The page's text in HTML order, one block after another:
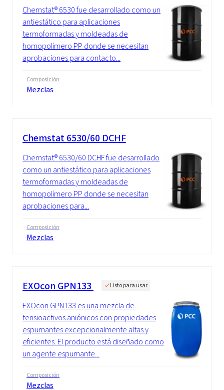
Chemstat® 6530 fue desarrollado como un
antiestático para aplicaciones
termoformadas y moldeadas de
homopolímero PP donde se necesitan
aprobaciones para contacto...
Composición
Mezclas
Chemstat 6530/60 DCHF
Chemstat® 6530/60 DCHF fue desarrollado
como un antiestático para aplicaciones
termoformadas y moldeadas de
homopolímero PP donde se necesitan
aprobaciones para...
Composición
Mezclas
EXOcon GPN133 Listo para usar
EXOcon GPN133 es una mezcla de
tensioactivos aniónicos con propiedades
espumantes excepcionalmente altas y
eficientes. El producto está diseñado como
un agente espumante...
Composición
Mezclas